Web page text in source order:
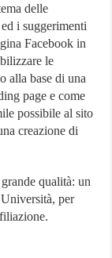
delle
i suggerimenti
Facebook in
le
alla base di una
page e come
possibile al sito
creazione di
qualità: un
per